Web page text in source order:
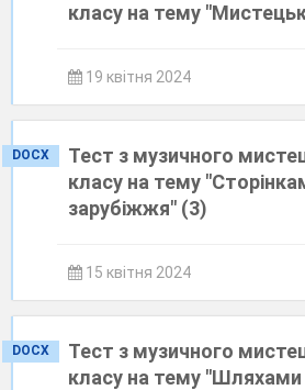
класу на тему
19 квітня 2024
DOCX
Тест з музичного
класу на тему
зарубіжжя" (3)
15 квітня 2024
DOCX
Тест з музичного
класу на тему "Шляхами